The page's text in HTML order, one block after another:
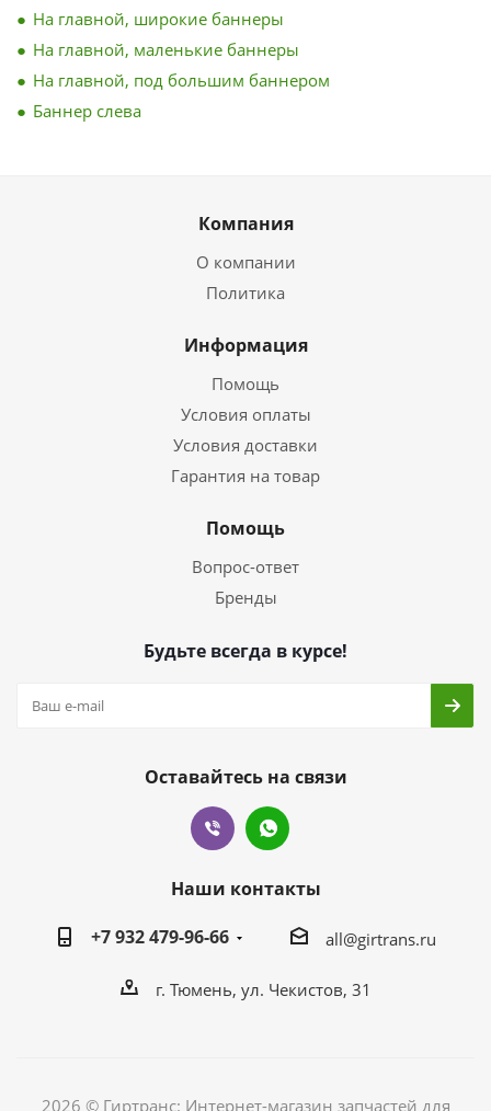
На главной, широкие баннеры
На главной, маленькие баннеры
На главной, под большим баннером
Баннер слева
Компания
О компании
Политика
Информация
Помощь
Условия оплаты
Условия доставки
Гарантия на товар
Помощь
Вопрос-ответ
Бренды
Будьте всегда в курсе!
Оставайтесь на связи
Наши контакты
+7 932 479-96-66
all@girtrans.ru
г. Тюмень, ул. Чекистов, 31
2026 © Гиртранс: Интернет-магазин запчастей для